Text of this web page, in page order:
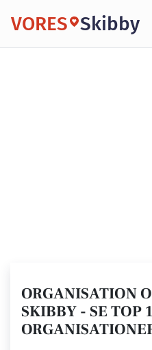
VORES Skibby
ORGANISATION
SKIBBY - SE TOP